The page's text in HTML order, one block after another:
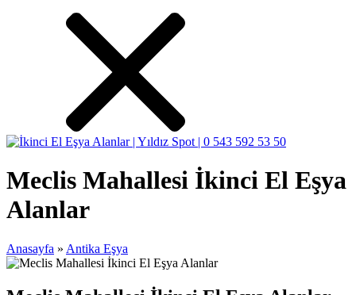
Meclis Mahallesi İkinci El Eşya
Alanlar
Anasayfa » Antika Eşya